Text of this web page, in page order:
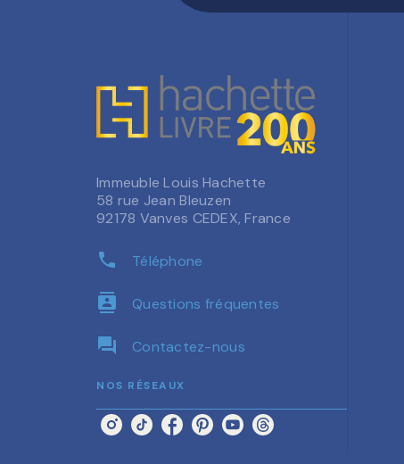
Immeuble Louis Hachette
58 rue Jean Bleuzen
92178 Vanves CEDEX, France
phone Téléphone
contacts Questions fréquentes
question_answer Contactez-nous
NOS RÉSEAUX